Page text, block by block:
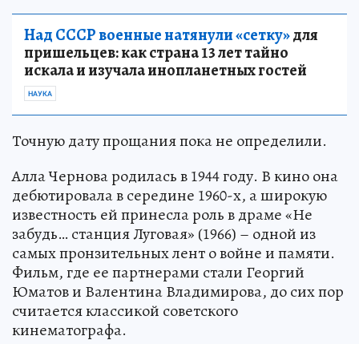
Над СССР военные натянули «сетку»для
пришельцев: как страна 13 лет тайно
искала и изучала инопланетных гостей
НАУКА
Точную дату прощания пока не определили.
Алла Чернова родилась в 1944 году. В кино она
дебютировала в середине 1960-х, а широкую
известность ей принесла роль в драме «Не
забудь… станция Луговая» (1966) – одной из
самых пронзительных лент о войне и памяти.
Фильм, где ее партнерами стали Георгий
Юматов и Валентина Владимирова, до сих пор
считается классикой советского
кинематографа.